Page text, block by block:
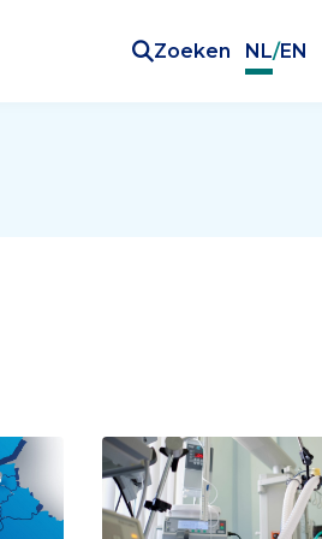
Zoeken NL/EN